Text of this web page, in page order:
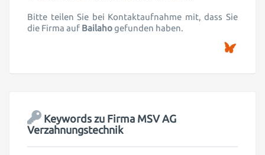
Bitte teilen Sie bei Kontaktaufnahme mit, dass Sie
die Firma auf Bailahogefunden haben.
Keywords zu Firma MSV AG
Verzahnungstechnik